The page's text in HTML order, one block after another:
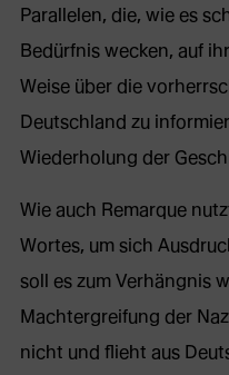
Parallelen, die, wie es
Bedürfnis wecken, auf
Weise über die
Deutschland zu
Wiederholung der
Wie auch Remarque
Wortes, um sich
soll es zum Verhängnis
Machtergreifung der
nicht und flieht aus